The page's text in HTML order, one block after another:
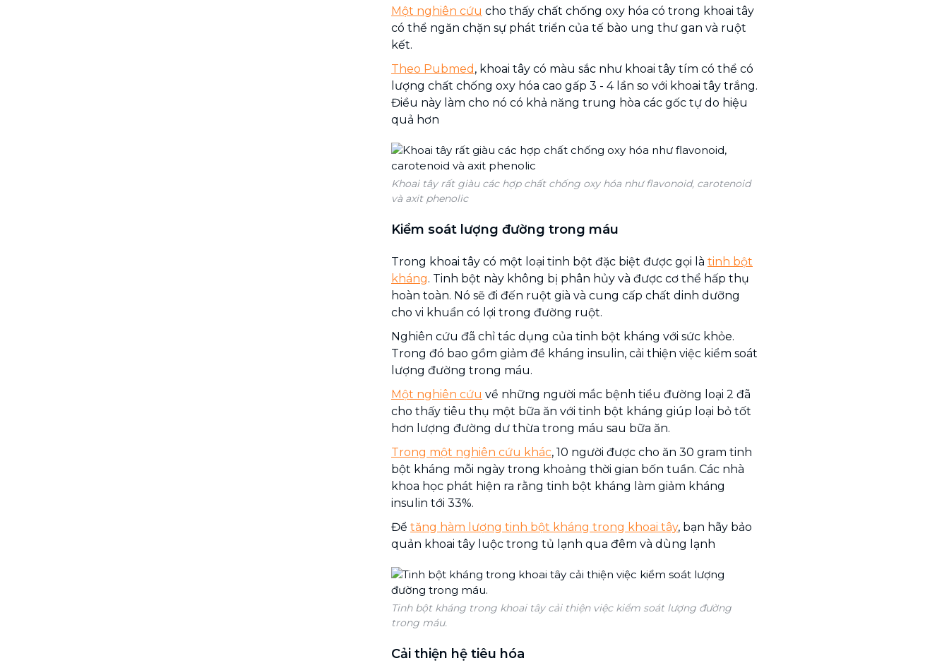
Một nghiên cứu cho thấy chất chống oxy hóa có trong khoai tây
có thể ngăn chặn sự phát triển của tế bào ung thư gan và ruột
kết.
Theo Pubmed , khoai tây có màu sắc như khoai tây tím có thể có
lượng chất chống oxy hóa cao gấp 3 - 4 lần so với khoai tây trắng.
Điều này làm cho nó có khả năng trung hòa các gốc tự do hiệu
quả hơn
Khoai tây rất giàu các hợp chất chống oxy hóa như flavonoid, carotenoid
và axit phenolic
Kiểm soát lượng đường trong máu
Trong khoai tây có một loại tinh bột đặc biệt được gọi là tinh bột
kháng. Tinh bột này không bị phân hủy và được cơ thể hấp thụ
hoàn toàn. Nó sẽ đi đến ruột già và cung cấp chất dinh dưỡng
cho vi khuẩn có lợi trong đường ruột.
Nghiên cứu đã chỉ tác dụng của tinh bột kháng với sức khỏe.
Trong đó bao gồm giảm đề kháng insulin, cải thiện việc kiểm soát
lượng đường trong máu.
Một nghiên cứu về những người mắc bệnh tiểu đường loại 2 đã
cho thấy tiêu thụ một bữa ăn với tinh bột kháng giúp loại bỏ tốt
hơn lượng đường dư thừa trong máu sau bữa ăn.
Trong một nghiên cứu khác, 10 người được cho ăn 30 gram tinh
bột kháng mỗi ngày trong khoảng thời gian bốn tuần. Các nhà
khoa học phát hiện ra rằng tinh bột kháng làm giảm kháng
insulin tới 33%.
Để tăng hàm lượng tinh bột kháng trong khoai tây, bạn hãy bảo
quản khoai tây luộc trong tủ lạnh qua đêm và dùng lạnh
Tinh bột kháng trong khoai tây cải thiện việc kiểm soát lượng đường
trong máu.
Cải thiện hệ tiêu hóa